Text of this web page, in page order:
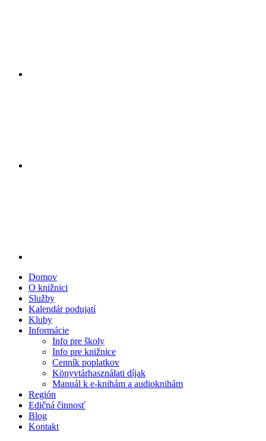
Domov
O knižnici
Služby
Kalendár podujatí
Kluby
Informácie
Info pre školy
Info pre knižnice
Cenník poplatkov
Könyvtárhasználati díjak
Manuál k e-knihám a audioknihám
Región
Edičná činnosť
Blog
Kontakt